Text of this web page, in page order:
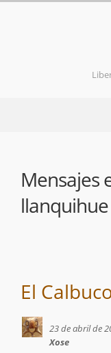
Mensajes
llanquihue
El
23 de abril de
Xose